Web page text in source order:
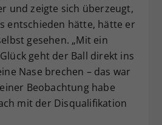
und zeigte sich überzeugt,
entschieden hätte, hätte er
gesehen. „Mit ein
geht der Ball direkt ins
Nase brechen – das war
Beobachtung habe
mit der Disqualifikation